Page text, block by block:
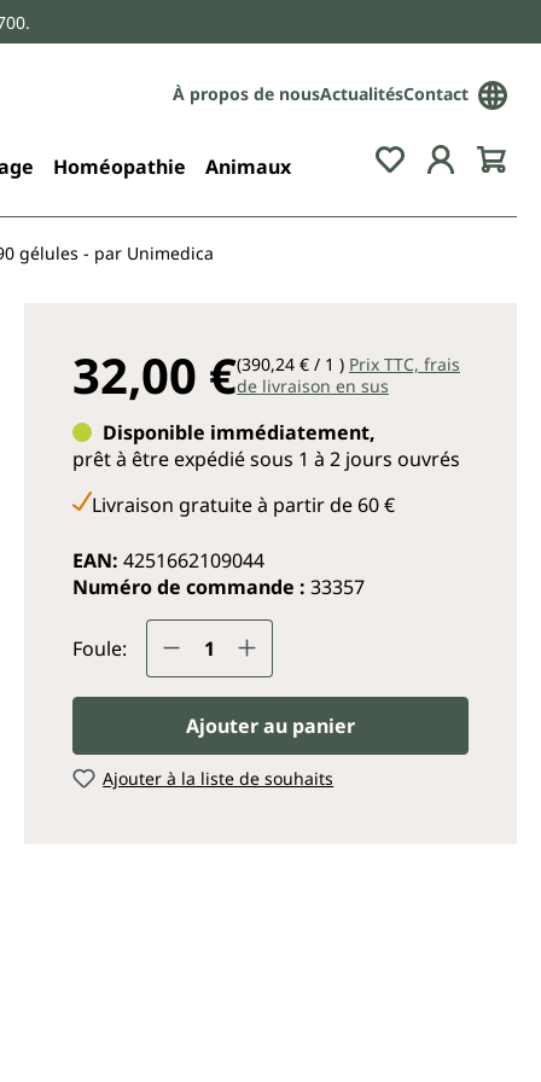
À propos de nousActualitésContact
Homéopathie Animaux
gélules - par Unimedica
32,00 €(390,24 € / 1 ) Prix TTC, frais
de livraison en sus
Disponible immédiatement,
prêt à être expédié sous 1 à 2 jours ouvrés
Livraison gratuite à partir de 60 €
EAN: 4251662109044
Numéro de commande : 33357
Foule: Quantité de produit :
Ajouter au panier
Ajouter à la liste de souhaits